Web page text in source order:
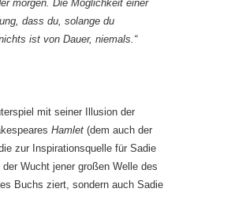
morgen. Die Möglichkeit einer
dass du, solange du
ist von Dauer, niemals.“
mit seiner Illusion der
Hamlet (dem auch der
zur Inspirationsquelle für Sadie
Wucht jener großen Welle des
Buchs ziert, sondern auch Sadie